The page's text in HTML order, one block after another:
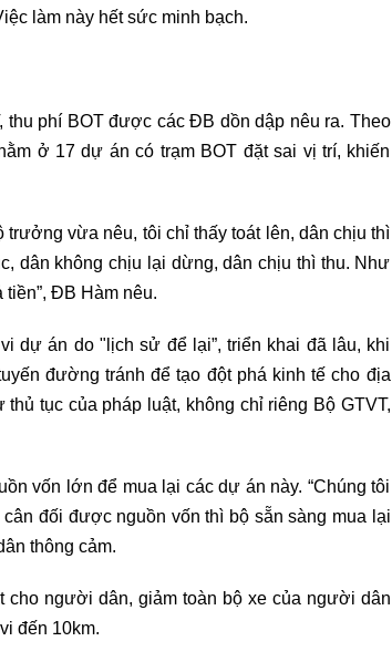
làm này hết sức minh bạch.
thu phí BOT được các ĐB dồn dập nêu ra. Theo
ở 17 dự án có trạm BOT đặt sai vị trí, khiến
vừa nêu, tôi chỉ thấy toát lên, dân chịu thì
dân không chịu lại dừng, dân chịu thì thu. Như
ĐB Hàm nêu.
dự án do "lịch sử để lại”, triển khai đã lâu, khi
đường tránh để tạo đột phá kinh tế cho địa
tục của pháp luật, không chỉ riêng Bộ GTVT,
vốn lớn để mua lại các dự án này. “Chúng tôi
đối được nguồn vốn thì bộ sẵn sàng mua lại
thông cảm.
cho người dân, giảm toàn bộ xe của người dân
đến 10km.